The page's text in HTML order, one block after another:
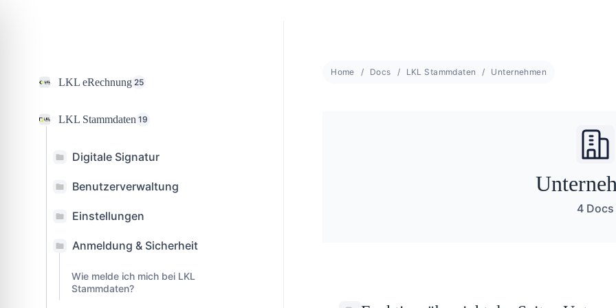
LKL eRechnung 25
LKL Stammdaten 19
Digitale Signatur
Benutzerverwaltung
Einstellungen
Anmeldung & Sicherheit
Wie melde ich mich bei LKL
Stammdaten?
Home Docs LKL Stammdaten Unternehmen
4 Docs